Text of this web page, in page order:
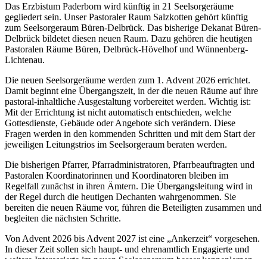
Das Erzbistum Paderborn wird künftig in 21 Seelsorgeräume
gegliedert sein. Unser Pastoraler Raum Salzkotten gehört künftig
zum Seelsorgeraum Büren-Delbrück. Das bisherige Dekanat Büren-
Delbrück bildetet diesen neuen Raum. Dazu gehören die heutigen
Pastoralen Räume Büren, Delbrück-Hövelhof und Wünnenberg-
Lichtenau.
Die neuen Seelsorgeräume werden zum 1. Advent 2026 errichtet.
Damit beginnt eine Übergangszeit, in der die neuen Räume auf ihre
pastoral-inhaltliche Ausgestaltung vorbereitet werden. Wichtig ist:
Mit der Errichtung ist nicht automatisch entschieden, welche
Gottesdienste, Gebäude oder Angebote sich verändern. Diese
Fragen werden in den kommenden Schritten und mit dem Start der
jeweiligen Leitungstrios im Seelsorgeraum beraten werden.
Die bisherigen Pfarrer, Pfarradministratoren, Pfarrbeauftragten und
Pastoralen Koordinatorinnen und Koordinatoren bleiben im
Regelfall zunächst in ihren Ämtern. Die Übergangsleitung wird in
der Regel durch die heutigen Dechanten wahrgenommen. Sie
bereiten die neuen Räume vor, führen die Beteiligten zusammen und
begleiten die nächsten Schritte.
Von Advent 2026 bis Advent 2027 ist eine „Ankerzeit“ vorgesehen.
In dieser Zeit sollen sich haupt- und ehrenamtlich Engagierte und